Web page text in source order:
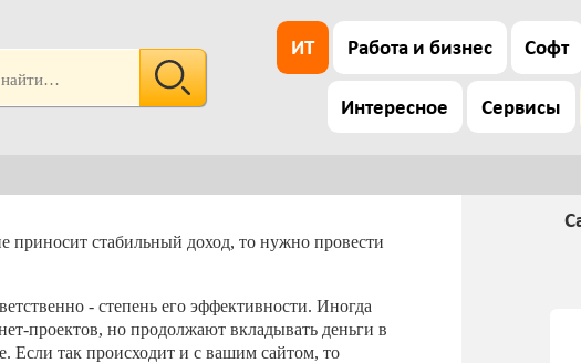
ИТ Работа и бизнес Софт
Интересное Сервисы
приносит стабильный доход, то нужно провести
- степень его эффективности. Иногда
проектов, но продолжают вкладывать деньги в
Если так происходит и с вашим сайтом, то